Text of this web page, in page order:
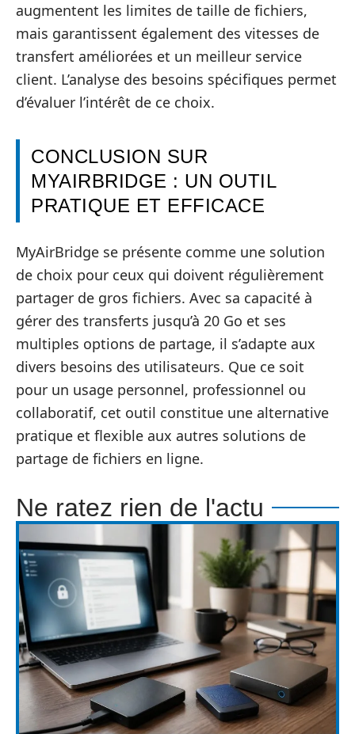
augmentent les limites de taille de fichiers,
mais garantissent également des vitesses de
transfert améliorées et un meilleur service
client. L’analyse des besoins spécifiques permet
d’évaluer l’intérêt de ce choix.
CONCLUSION SUR
MYAIRBRIDGE : UN OUTIL
PRATIQUE ET EFFICACE
MyAirBridge se présente comme une solution
de choix pour ceux qui doivent régulièrement
partager de gros fichiers. Avec sa capacité à
gérer des transferts jusqu’à 20 Go et ses
multiples options de partage, il s’adapte aux
divers besoins des utilisateurs. Que ce soit
pour un usage personnel, professionnel ou
collaboratif, cet outil constitue une alternative
pratique et flexible aux autres solutions de
partage de fichiers en ligne.
Ne ratez rien de l'actu